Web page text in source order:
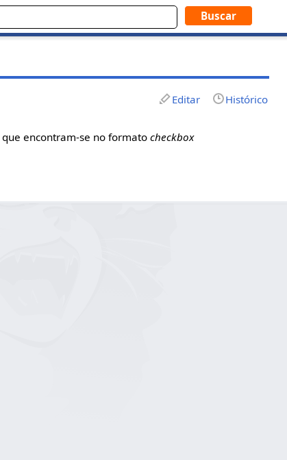
Editar Histórico
que encontram-se no formatocheckbox